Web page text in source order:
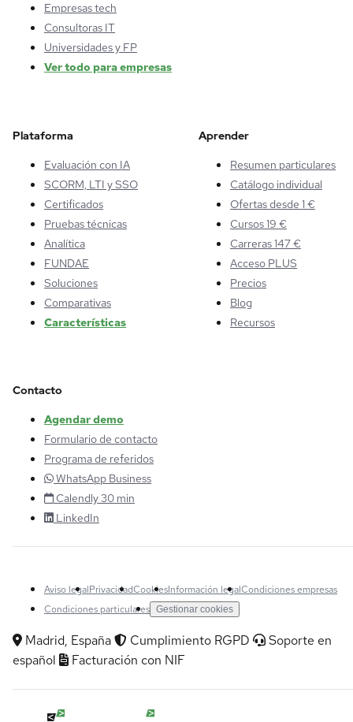
Empresas tech
Consultoras IT
Universidades y FP
Ver todo para empresas
Plataforma
Evaluación con IA
SCORM, LTI y SSO
Certificados
Pruebas técnicas
Analítica
FUNDAE
Soluciones
Comparativas
Características
Aprender
Resumen particulares
Catálogo individual
Ofertas desde 1 €
Cursos 19 €
Carreras 147 €
Acceso PLUS
Precios
Blog
Recursos
Contacto
Agendar demo
Formulario de contacto
Programa de referidos
WhatsApp Business
Calendly 30 min
LinkedIn
Aviso legalPrivacidadCookiesInformación legalCondiciones empresas
Condiciones particulares Gestionar cookies
Madrid, España Cumplimiento RGPD
Soporte en
español
Facturación con NIF